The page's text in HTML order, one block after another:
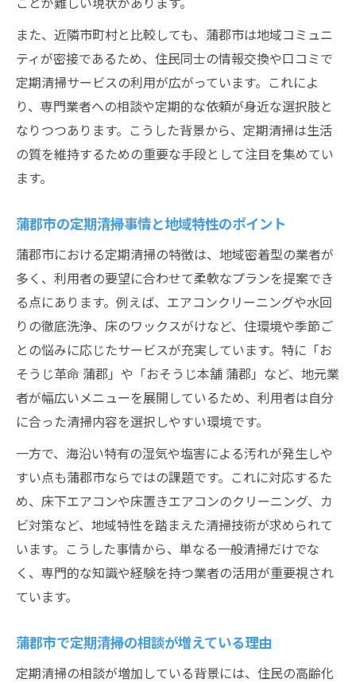
また、近隣市町村と比較しても、蒲郡市は地域コミュニ
ティが密接であるため、住民同士の情報交換や口コミで
定期清掃サービスの利用が広がっています。これによ
り、専門業者への相談や定期的な依頼が身近な選択肢と
なりつつあります。こうした背景から、定期清掃は生活
の質を維持するための重要な手段として注目を集めてい
ます。
蒲郡市の定期清掃事情と地域特性のポイント
蒲郡市における定期清掃の特徴は、地域密着型の業者が
多く、利用者の要望に合わせて柔軟なプランを提案でき
る点にあります。例えば、エアコンクリーニングや水回
りの徹底洗浄、床のワックスがけなど、住環境や季節ご
との悩みに応じたサービスが充実しています。特に「お
そうじ革命 蒲郡」や「おそうじ本舗 蒲郡」など、地元業
者が幅広いメニューを展開しているため、利用者は自分
に合った清掃内容を選択しやすい環境です。
一方で、海沿い特有の湿気や塩害による汚れが発生しや
すい点も蒲郡市ならではの課題です。これに対応するた
め、床下エアコンや床置きエアコンのクリーニング、カ
ビ対策など、地域特性を踏まえた清掃技術が求められて
います。こうした事情から、単なる一般清掃だけでな
く、専門的な知識や経験を持つ業者の活用が重要視され
ています。
蒲郡市で定期清掃の相談が増えている理由
定期清掃の相談が増加している背景には、住民の高齢化